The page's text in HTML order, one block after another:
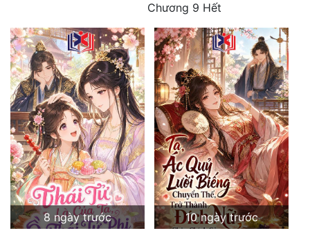
Chương 9 Hết
8 ngày trước
10 ngày trước